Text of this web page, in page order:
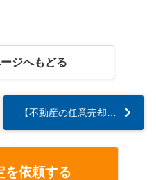
ジへもどる
を依頼する